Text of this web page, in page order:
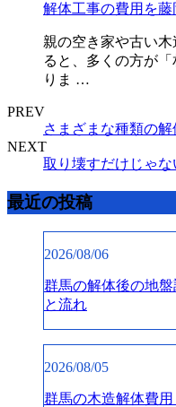
解体工事の費用を
親の空き家や古い
ると、多くの方が
りま …
PREV
さまざまな種類の
NEXT
取り壊すだけじゃ
最近の投稿
2026/08/06
群馬の解体後の地
と流れ
2026/08/05
群馬の木造解体費